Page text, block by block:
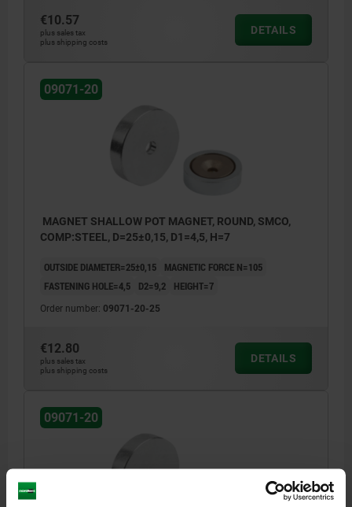
€10.57
plus sales tax
plus shipping costs
DETAILS
09071-20
MAGNET SHALLOW POT MAGNET, ROUND, SMCO,
COMP:STEEL, D=25±0,15, D1=4,5, H=7
OUTSIDE DIAMETER=25±0,15
MAGNETIC FORCE N=105
FASTENING HOLE=4,5
D2=9,2 HEIGHT=7
Order number: 09071-20-25
€12.80
plus sales tax
plus shipping costs
DETAILS
09071-20